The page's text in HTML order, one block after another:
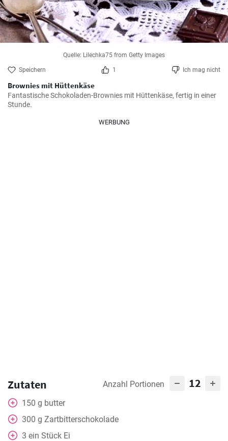
Quelle: Lilechka75 from Getty Images
Speichern 1 Ich mag nicht
Brownies mit Hüttenkäse
Fantastische Schokoladen-Brownies mit Hüttenkäse, fertig in einer
Stunde.
WERBUNG
Zutaten Anzahl Portionen 12
150 g butter
300 g Zartbitterschokolade
3 ein Stück Ei